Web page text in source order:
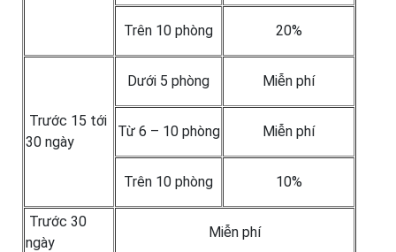
Trên 10 phòng 20%
Trước 15 tới
30 ngày
Dưới 5 phòng Miễn phí
Từ 6 – 10 phòng Miễn phí
Trên 10 phòng 10%
Trước 30
ngày
Miễn phí